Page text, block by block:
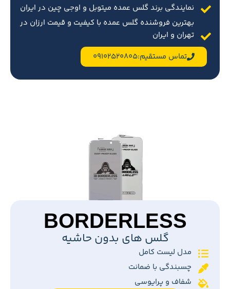
نمایندگی برند گلس عمده میتوبل و اوجی چین در ایران
بهترین فروشنده گلس عمده با کیفیت و قیمت ارزان در
تهران و ایران
تماس مستقیم:09102520805
BORDERLESS
گلس های بدون حاشیه
مدل لیست کامل
چسبندگی با ضمانت
شفاف و پرایوسی